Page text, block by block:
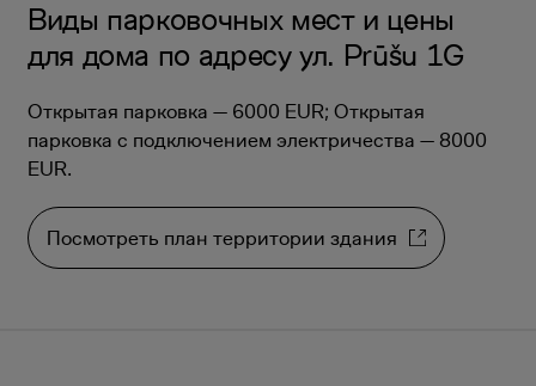
Виды парковочных мест и цены
для дома по адресу ул. Prūšu 1G
Открытая парковка — 6000 EUR; Открытая
парковка с подключением электричества — 8000
EUR.
Посмотреть план территории здания